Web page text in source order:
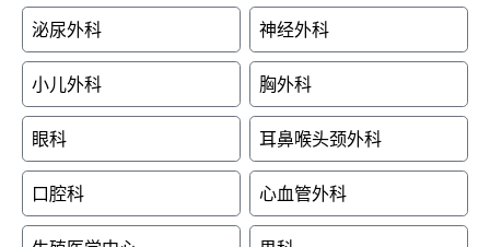
泌尿外科 神经外科
小儿外科 胸外科
眼科 耳鼻喉头颈外科
口腔科 心血管外科
生殖医学中心 男科